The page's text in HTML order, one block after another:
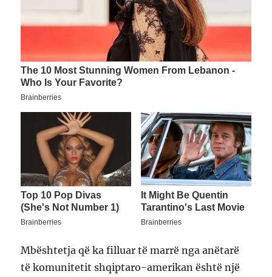
Mbështetja që ka filluar të marrë nga anëtarë
të komunitetit shqiptaro-amerikan është një